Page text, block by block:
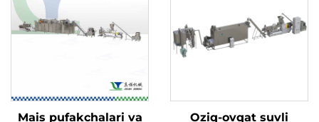
Mais pufakchalari va
Oziq-ovqat suvli